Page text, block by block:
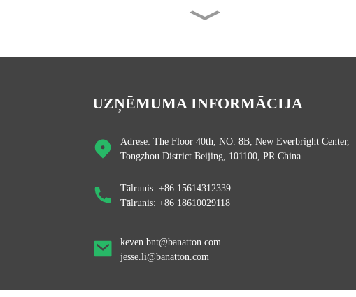
Ķīnas servo tipa vienfāzes
1000VA 10kva Servo M...
Banatton vienfāzes pilna
automātiska 500VA 1000...
Banatton SRW 500VA 1000VA
1500VA Mājas pārnēsājams...
UZŅĒMUMA INFORMĀCIJA
Adrese: The Floor 40th, NO. 8B, New Everbright Center,
Tongzhou District Beijing, 101100, PR China
Tālrunis: +86 15614312339
Tālrunis: +86 18610029118
keven.bnt@banatton.com
jesse.li@banatton.com